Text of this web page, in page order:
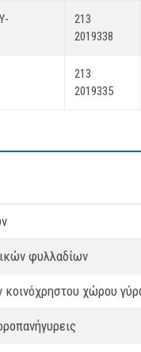
213
2019338
213
2019335
φυλλαδίων
κοινόχρηστου χώρου